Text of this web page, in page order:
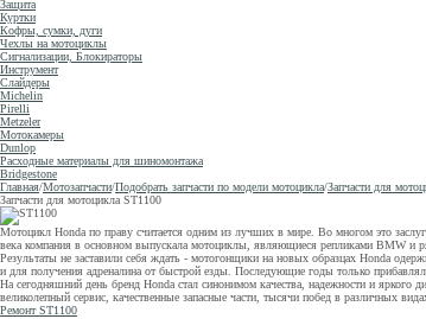
Защита
Куртки
Кофры, сумки, дуги
Чехлы на мотоциклы
Сигнализации, Блокираторы
Инструмент
Слайдеры
Michelin
Pirelli
Metzeler
Мотокамеры
Dunlop
Расходные материалы для шиномонтажа
Bridgestone
Главная/Мотозапчасти/Подобрать запчасти по модели мотоцикла/Запчасти для
Запчасти для мотоцикла ST1100
Мотоцикл Honda по праву считается одним из лучших в мире. Во многом это
века компания в основном выпускала мотоциклы, являющиеся репликами BMW и
Результаты не заставили себя ждать - мотогонщики на новых образцах Honda
и для получения адреналина от быстрой езды. Последующие годы только
На сегодняшний день бренд Honda стал синонимом качества, надежности и
великолепный сервис, качественные запасные части, тысячи побед в различных
Ремонт ST1100